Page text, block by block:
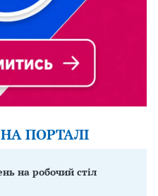
ПОРТАЛІ
на робочий стіл